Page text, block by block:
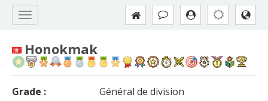
Honokmak
Grade :
Général de division